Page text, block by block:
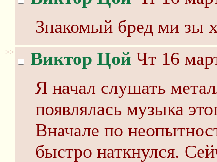
Знакомый бред ми зы
>> Виктор Цой Чт 16
Я начал слушать
появлялась музыка
Вначале по
быстро наткнулся.